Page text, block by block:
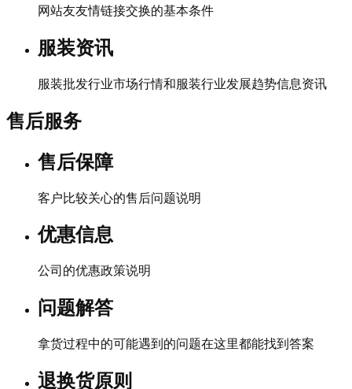
网站友友情链接交换的基本条件
服装资讯
服装批发行业市场行情和服装行业发展趋势信息资讯
售后服务
售后保障
客户比较关心的售后问题说明
优惠信息
公司的优惠政策说明
问题解答
拿货过程中的可能遇到的问题在这里都能找到答案
退换货原则